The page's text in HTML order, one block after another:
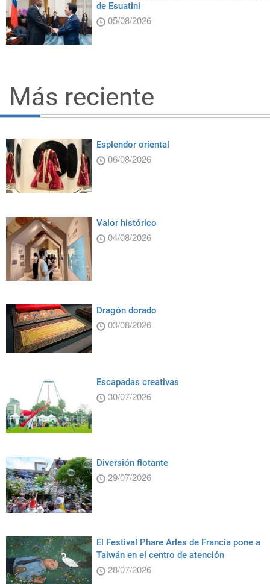
de Esuatini
05/08/2026
Más reciente
Esplendor oriental
06/08/2026
Valor histórico
04/08/2026
Dragón dorado
03/08/2026
Escapadas creativas
30/07/2026
Diversión flotante
29/07/2026
El Festival Phare Arles de Francia pone a
Taiwán en el centro de atención
28/07/2026